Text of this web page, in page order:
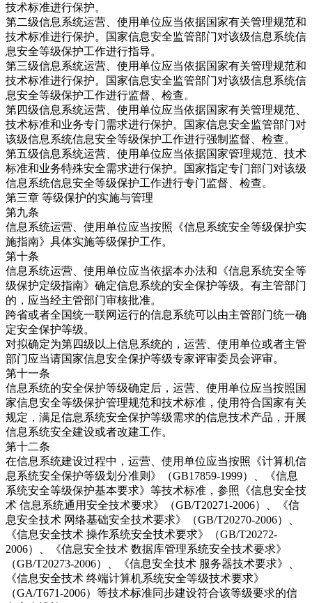
技术标准进行保护。
第二级信息系统运营、使用单位应当依据国家有关管理规范和
技术标准进行保护。国家信息安全监管部门对该级信息系统信
息安全等级保护工作进行指导。
第三级信息系统运营、使用单位应当依据国家有关管理规范和
技术标准进行保护。国家信息安全监管部门对该级信息系统信
息安全等级保护工作进行监督、检查。
第四级信息系统运营、使用单位应当依据国家有关管理规范、
技术标准和业务专门需求进行保护。国家信息安全监管部门对
该级信息系统信息安全等级保护工作进行强制监督、检查。
第五级信息系统运营、使用单位应当依据国家管理规范、技术
标准和业务特殊安全需求进行保护。国家指定专门部门对该级
信息系统信息安全等级保护工作进行专门监督、检查。
第三章 等级保护的实施与管理
第九条
信息系统运营、使用单位应当按照《信息系统安全等级保护实
施指南》具体实施等级保护工作。
第十条
信息系统运营、使用单位应当依据本办法和《信息系统安全等
级保护定级指南》确定信息系统的安全保护等级。有主管部门
的，应当经主管部门审核批准。
跨省或者全国统一联网运行的信息系统可以由主管部门统一确
定安全保护等级。
对拟确定为第四级以上信息系统的，运营、使用单位或者主管
部门应当请国家信息安全保护等级专家评审委员会评审。
第十一条
信息系统的安全保护等级确定后，运营、使用单位应当按照国
家信息安全等级保护管理规范和技术标准，使用符合国家有关
规定，满足信息系统安全保护等级需求的信息技术产品，开展
信息系统安全建设或者改建工作。
第十二条
在信息系统建设过程中，运营、使用单位应当按照《计算机信
息系统安全保护等级划分准则》（GB17859-1999）、《信息
系统安全等级保护基本要求》等技术标准，参照《信息安全技
术 信息系统通用安全技术要求》（GB/T20271-2006）、《信
息安全技术 网络基础安全技术要求》（GB/T20270-2006）、
《信息安全技术 操作系统安全技术要求》（GB/T20272-
2006）、《信息安全技术 数据库管理系统安全技术要求》
（GB/T20273-2006）、《信息安全技术 服务器技术要求》、
《信息安全技术 终端计算机系统安全等级技术要求》
（GA/T671-2006）等技术标准同步建设符合该等级要求的信